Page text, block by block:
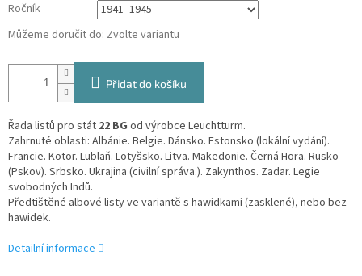
Ročník
Můžeme doručit do: Zvolte variantu
Přidat do košíku
Řada listů pro stát 22 BG od výrobce Leuchtturm.
Zahrnuté oblasti: Albánie. Belgie. Dánsko. Estonsko (lokální vydání).
Francie. Kotor. Lublaň. Lotyšsko. Litva. Makedonie. Černá Hora. Rusko
(Pskov). Srbsko. Ukrajina (civilní správa.). Zakynthos. Zadar. Legie
svobodných Indů.
Předtištěné albové listy ve variantě s hawidkami (zasklené), nebo bez
hawidek.
Detailní informace